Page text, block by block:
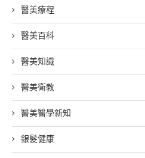
醫美療程
醫美百科
醫美知識
醫美衛教
醫美醫學新知
銀髮健康